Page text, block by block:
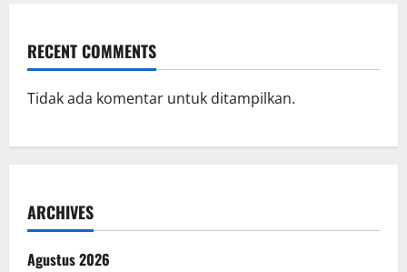
RECENT COMMENTS
Tidak ada komentar untuk ditampilkan.
ARCHIVES
Agustus 2026